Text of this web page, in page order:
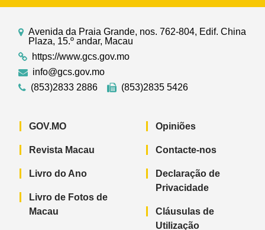
Avenida da Praia Grande, nos. 762-804, Edif. China
Plaza, 15.º andar, Macau
https://www.gcs.gov.mo
info@gcs.gov.mo
(853)2833 2886
(853)2835 5426
GOV.MO
Revista Macau
Livro do Ano
Livro de Fotos de
Macau
Opiniões
Contacte-nos
Declaração de
Privacidade
Cláusulas de
Utilização